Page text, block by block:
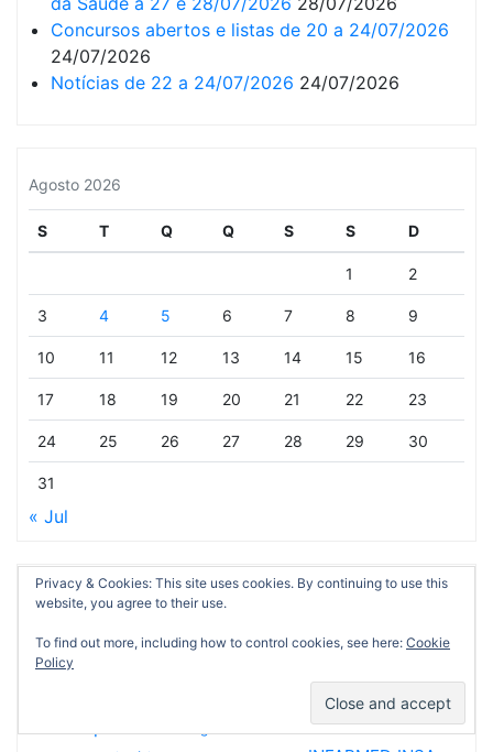
Concursos abertos e listas de 20 a 24/07/2026
24/07/2026
Notícias de 22 a 24/07/2026 24/07/2026
Agosto 2026
S T Q Q S S D
1 2
3 4 5 6 7 8 9
10 11 12 13 14 15 16
17 18 19 20 21 22 23
24 25 26 27 28 29 30
31
« Jul
Etiquetas
Assistente Técnico Açores Classificação Competências
Concurso Público
Enfermeiro Excluídos
Privacy & Cookies: This site uses cookies. By continuing to use this
website, you agree to their use.
To find out more, including how to control cookies, see here: Cookie
Policy